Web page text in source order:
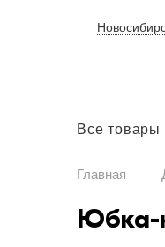
Все товары
Главная
Юбка-